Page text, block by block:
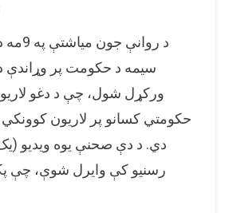
لاریونونو
د
سیمه د حکومت پر وړاندې د
ورکړل شول، چې د دغو
حکومتي کسانو پر لاریون
دي. د دې صحنې یوه ویدیو (یک
رسنیو کې وایرل شوې، چې